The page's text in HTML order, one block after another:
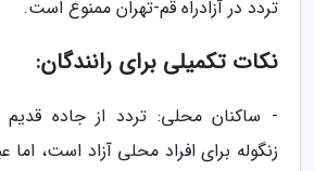
تردد در آزادراه قم-تهران ممنوع است.
نکات تکمیلی برای رانندگان:
- ساکنان محلی: تردد از جاده
زنگوله برای افراد محلی آزاد است، اما